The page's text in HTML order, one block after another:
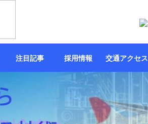
注目記事 採用情報 交通アクセス